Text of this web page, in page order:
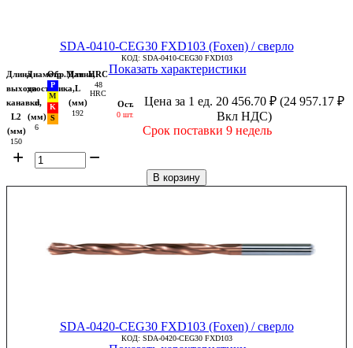
SDA-0410-CEG30 FXD103 (Foxen) / сверло
КОД: SDA-0410-CEG30 FXD103
Длина
выхода
канавки,
L2
(мм)
150
Диаметр
хвостовика,
d
(мм)
6
Обр.МатДлина,
L
(мм)
192
HRC
48
HRC
Показать характеристики
Ост.
0 шт.
Цена за 1 ед. 20 456.70 ₽ (24 957.17 ₽
Вкл НДС)
Срок поставки 9 недель
+ −
В корзину
SDA-0420-CEG30 FXD103 (Foxen) / сверло
КОД: SDA-0420-CEG30 FXD103